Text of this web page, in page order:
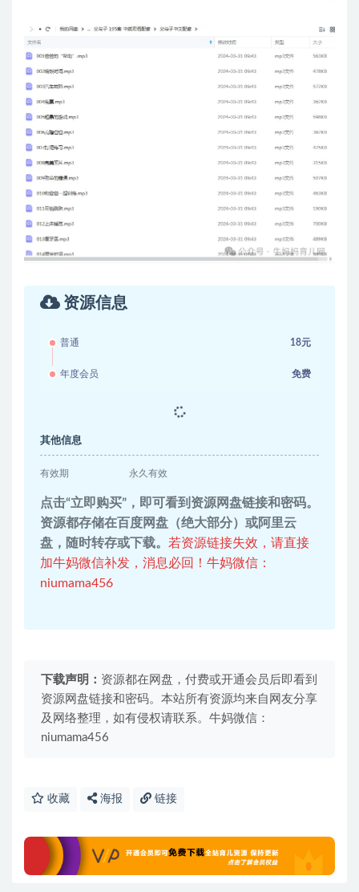
资源信息
普通 18元
年度会员 免费
其他信息
有效期 永久有效
点击“立即购买”，即可看到资源网盘链接和密码。
资源都存储在百度网盘（绝大部分）或阿里云
盘，随时转存或下载。 若资源链接失效，请直接
加牛妈微信补发，消息必回！牛妈微信：
niumama456
下载声明： 资源都在网盘，付费或开通会员后即看到
资源网盘链接和密码。本站所有资源均来自网友分享
及网络整理，如有侵权请联系。牛妈微信：
niumama456
收藏 海报 链接